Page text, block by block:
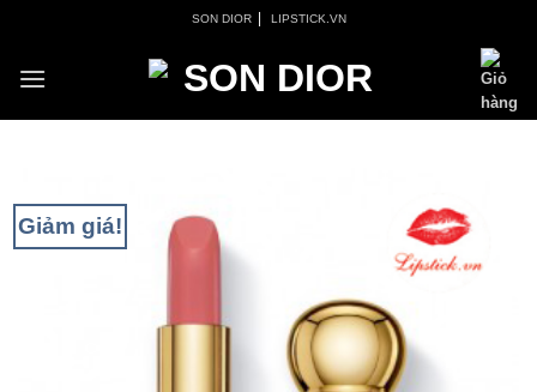
content
SON DIOR | LIPSTICK.VN
Giảm giá!